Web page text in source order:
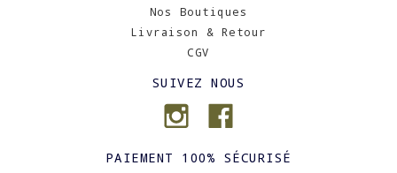
Nos Boutiques
Livraison & Retour
CGV
SUIVEZ NOUS
PAIEMENT 100% SÉCURISÉ